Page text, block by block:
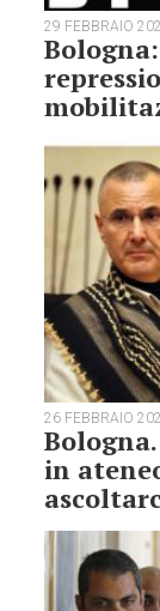
29 FEBBRAIO
26 FEBBRAIO
in